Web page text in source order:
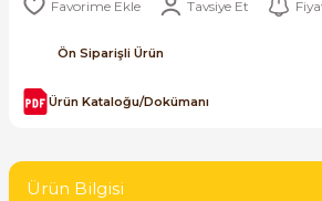
- UPS
Kesiciler
SIMATIC
Tavsiye Et
Ön Siparişli Ürün
Ürün Kataloğu/Dokümanı
Ürün Bilgisi